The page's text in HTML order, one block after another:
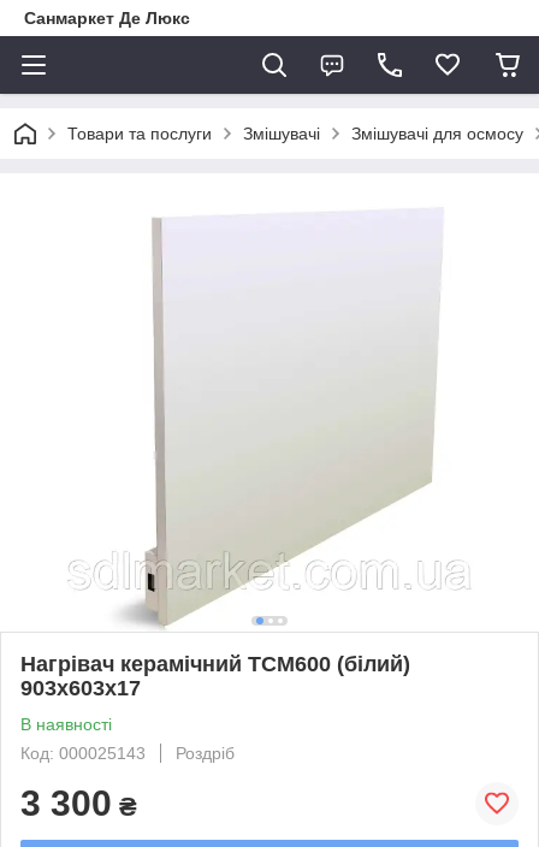
Санмаркет Де Люкс
Товари та послуги Змішувачі Змішувачі для осмосу
Нагрівач керамічний ТСМ600 (білий)
903х603х17
В наявності
Код: 000025143
Роздріб
3 300 ₴